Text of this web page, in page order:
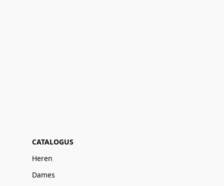
CATALOGUS
Heren
Dames